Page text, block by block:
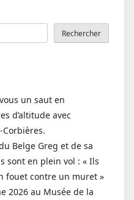
Rechercher
un saut en
d’altitude avec
Belge Greg et de sa
sont en plein vol : « Ils
fouet contre un muret »
2026 au Musée de la